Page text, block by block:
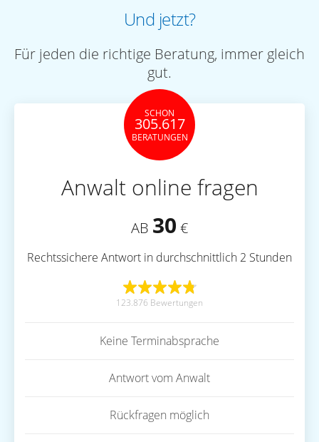
Und jetzt?
Für jeden die richtige Beratung, immer gleich
gut.
SCHON
305.617
BERATUNGEN
Anwalt online fragen
AB 30 €
Rechtssichere Antwort in durchschnittlich 2 Stunden
123.876 Bewertungen
Keine Terminabsprache
Antwort vom Anwalt
Rückfragen möglich